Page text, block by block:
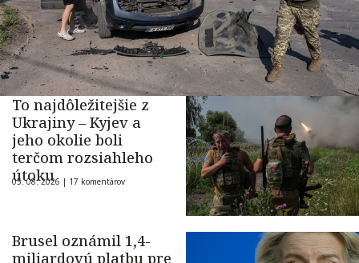
To najdôležitejšie z
Ukrajiny – Kyjev a
jeho okolie boli
terčom rozsiahleho
útoku
05. 08. 2026 | 17 komentárov
Brusel oznámil 1,4-
miliardovú platbu pre